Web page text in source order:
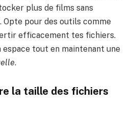
plus de films sans
. Opte pour des outils comme
efficacement tes fichiers.
tout en maintenant une
.
la taille des fichiers